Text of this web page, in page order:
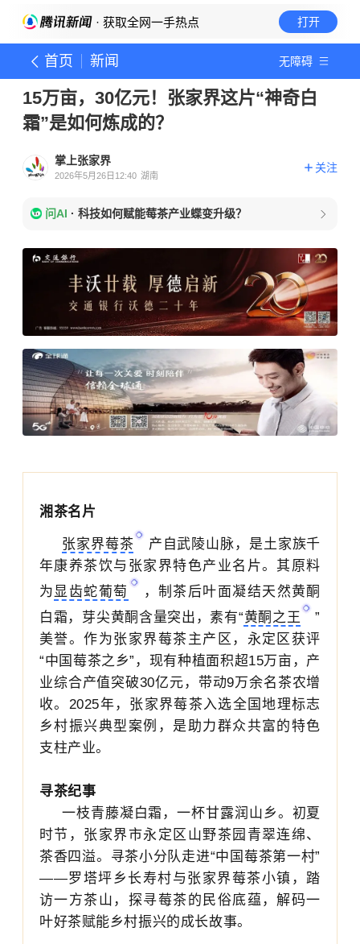
· 获取全网一手热点 打开
首页 新闻 无障碍
15万亩，30亿元！张家界这片“神奇白
霜”是如何炼成的？
掌上张家界
2026年5月26日12:40 湖南
关注
问AI · 科技如何赋能莓茶产业蝶变升级？
湘茶名片
张家界莓茶
产自武陵山脉，是土家族千
年康养茶饮与张家界特色产业名片。其原料
为显齿蛇葡萄
，制茶后叶面凝结天然黄酮
白霜，芽尖黄酮含量突出，素有“黄酮之王
”
美誉。作为张家界莓茶主产区，永定区获评
“中国莓茶之乡”，现有种植面积超15万亩，产
业综合产值突破30亿元，带动9万余名茶农增
收。2025年，张家界莓茶入选全国地理标志
乡村振兴典型案例，是助力群众共富的特色
支柱产业。
寻茶纪事
一枝青藤凝白霜，一杯甘露润山乡。初夏
时节，张家界市永定区山野茶园青翠连绵、
茶香四溢。寻茶小分队走进“中国莓茶第一村”
——罗塔坪乡长寿村与张家界莓茶小镇，踏
访一方茶山，探寻莓茶的民俗底蕴，解码一
叶好茶赋能乡村振兴的成长故事。